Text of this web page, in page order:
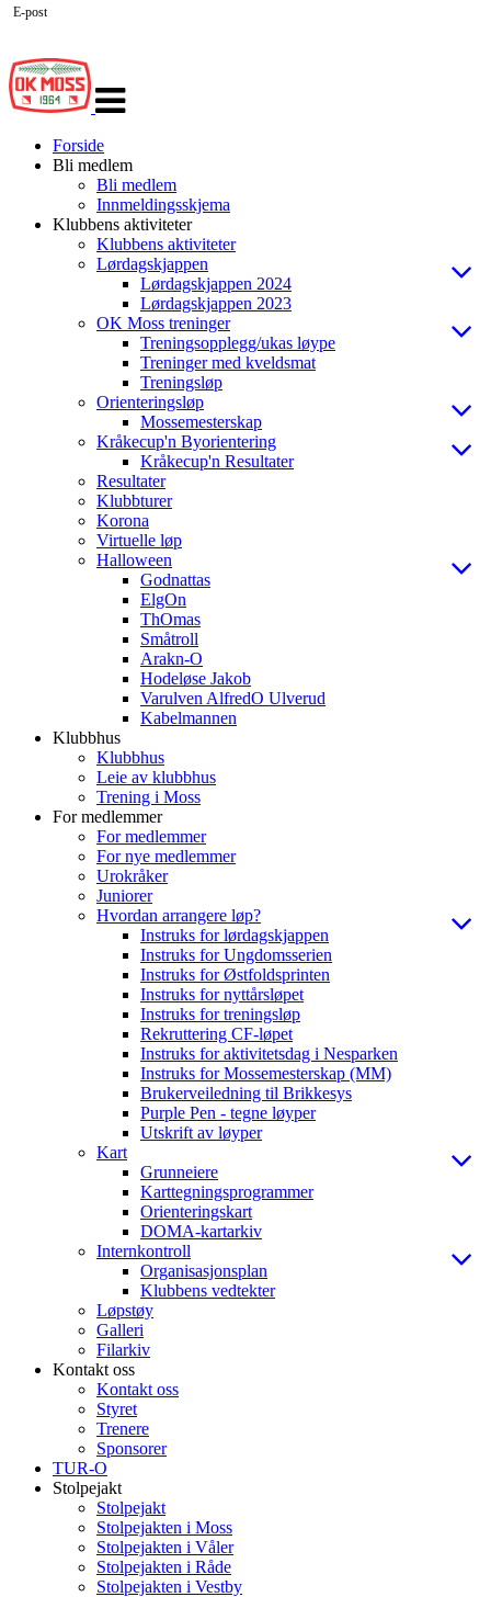
navigasjon
Forside
Bli medlem
Bli medlem
Innmeldingsskjema
Klubbens aktiviteter
Klubbens aktiviteter
Lørdagskjappen
Lørdagskjappen 2024
Lørdagskjappen 2023
OK Moss treninger
Treningsopplegg/ukas løype
Treninger med kveldsmat
Treningsløp
Orienteringsløp
Mossemesterskap
Kråkecup'n Byorientering
Kråkecup'n Resultater
Resultater
Klubbturer
Korona
Virtuelle løp
Halloween
Godnattas
ElgOn
ThOmas
Småtroll
Arakn-O
Hodeløse Jakob
Varulven AlfredO Ulverud
Kabelmannen
Klubbhus
Klubbhus
Leie av klubbhus
Trening i Moss
For medlemmer
For medlemmer
For nye medlemmer
Urokråker
Juniorer
Hvordan arrangere løp?
Instruks for lørdagskjappen
Instruks for Ungdomsserien
Instruks for Østfoldsprinten
Instruks for nyttårsløpet
Instruks for treningsløp
Rekruttering CF-løpet
Instruks for aktivitetsdag i Nesparken
Instruks for Mossemesterskap (MM)
Brukerveiledning til Brikkesys
Purple Pen - tegne løyper
Utskrift av løyper
Kart
Grunneiere
Karttegningsprogrammer
Orienteringskart
DOMA-kartarkiv
Internkontroll
Organisasjonsplan
Klubbens vedtekter
Løpstøy
Galleri
Filarkiv
Kontakt oss
Kontakt oss
Styret
Trenere
Sponsorer
TUR-O
Stolpejakt
Stolpejakt
Stolpejakten i Moss
Stolpejakten i Våler
Stolpejakten i Råde
Stolpejakten i Vestby
E-post